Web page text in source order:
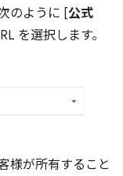
のように [公式
を選択します。
様が所有すること